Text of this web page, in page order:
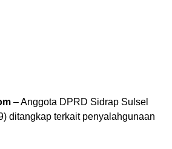
– Anggota DPRD Sidrap Sulsel
ditangkap terkait penyalahgunaan